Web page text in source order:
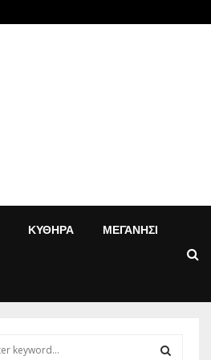
ΚΥΘΗΡΑ ΜΕΓΑΝΗΣΙ